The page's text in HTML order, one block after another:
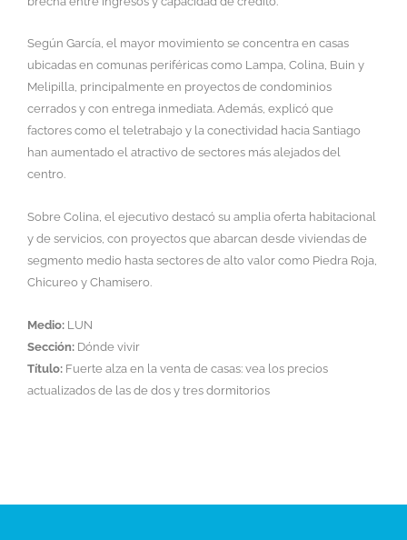
Según García, el mayor movimiento se concentra en casas
ubicadas en comunas periféricas como Lampa, Colina, Buin y
Melipilla, principalmente en proyectos de condominios
cerrados y con entrega inmediata. Además, explicó que
factores como el teletrabajo y la conectividad hacia Santiago
han aumentado el atractivo de sectores más alejados del
centro.
Sobre Colina, el ejecutivo destacó su amplia oferta habitacional
y de servicios, con proyectos que abarcan desde viviendas de
segmento medio hasta sectores de alto valor como Piedra Roja,
Chicureo y Chamisero.
Medio: LUN
Sección: Dónde vivir
Título: Fuerte alza en la venta de casas: vea los precios
actualizados de las de dos y tres dormitorios